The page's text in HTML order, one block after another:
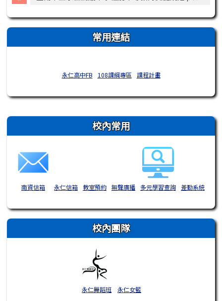
常用連結
永仁高中FB 108課綱專區 課程計畫
右邊區域內容 校內常用
南資信箱 永仁信箱 教室預約 無聲廣播 多元學習查詢 差勤系統
校內團隊
永仁舞蹈班 永仁女籃